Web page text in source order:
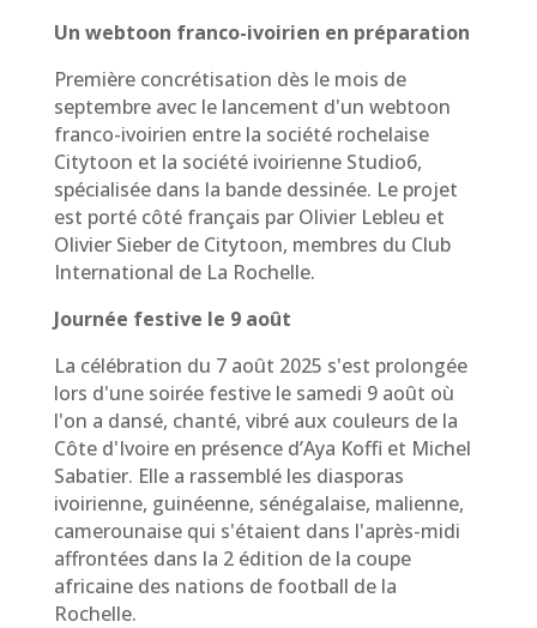
Un webtoon franco-ivoirien en préparation
Première concrétisation dès le mois de
septembre avec le lancement d'un webtoon
franco-ivoirien entre la société rochelaise
Citytoon et la société ivoirienne Studio6,
spécialisée dans la bande dessinée. Le projet
est porté côté français par Olivier Lebleu et
Olivier Sieber de Citytoon, membres du Club
International de La Rochelle.
Journée festive le 9 août
La célébration du 7 août 2025 s'est prolongée
lors d'une soirée festive le samedi 9 août où
l'on a dansé, chanté, vibré aux couleurs de la
Côte d'Ivoire en présence d’Aya Koffi et Michel
Sabatier. Elle a rassemblé les diasporas
ivoirienne, guinéenne, sénégalaise, malienne,
camerounaise qui s'étaient dans l'après-midi
affrontées dans la 2 édition de la coupe
africaine des nations de football de la
Rochelle.